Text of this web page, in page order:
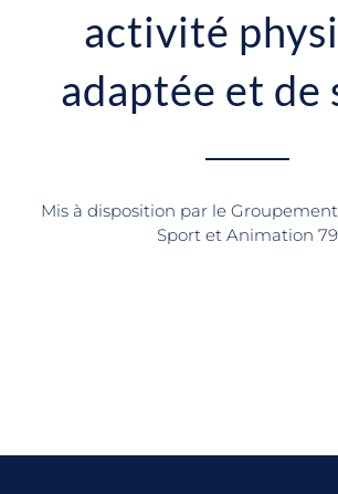
activité
adaptée et de
Mis à disposition par le
Sport et Animation 79